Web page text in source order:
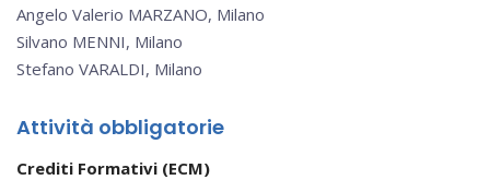
Angelo Valerio MARZANO, Milano
Silvano MENNI, Milano
Stefano VARALDI, Milano
Attività obbligatorie
Crediti Formativi (ECM)